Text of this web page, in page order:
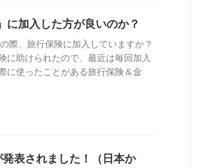
に加入した方が良いのか？
際、旅行保険に加入していますか？
に助けられたので、最近は毎回加入
に使ったことがある旅行保険＆金
表されました！（日本か